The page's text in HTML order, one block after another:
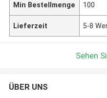
Min Bestellmenge 100
Lieferzeit 5-8
Sehen
ÜBER UNS